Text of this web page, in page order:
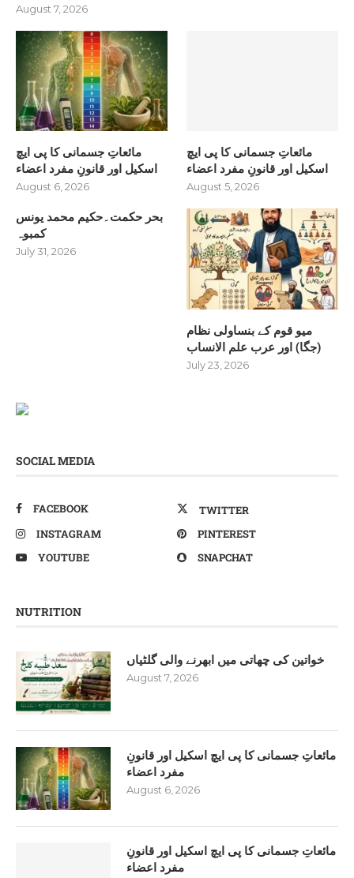
August 7, 2026
مائعاتِ جسمانی کا پی ایچ
اسکیل اور قانونِ مفرد اعضاء
August 6, 2026
مائعاتِ جسمانی کا پی ایچ
اسکیل اور قانونِ مفرد اعضاء
August 5, 2026
بحر حکمت۔حکیم محمد یونس
کمبوہ
July 31, 2026
میو قوم کے بنساولی نظام
(جگا) اور عرب علم الانساب
July 23, 2026
SOCIAL MEDIA
FACEBOOK
TWITTER
INSTAGRAM
PINTEREST
YOUTUBE
SNAPCHAT
NUTRITION
خواتین کی چھاتی میں ابھرنے والی گلٹیاں
August 7, 2026
مائعاتِ جسمانی کا پی ایچ اسکیل اور قانونِ
مفرد اعضاء
August 6, 2026
مائعاتِ جسمانی کا پی ایچ اسکیل اور قانونِ
مفرد اعضاء